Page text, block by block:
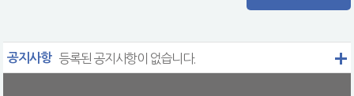
공지사항 등록된 공지사항이 없습니다.